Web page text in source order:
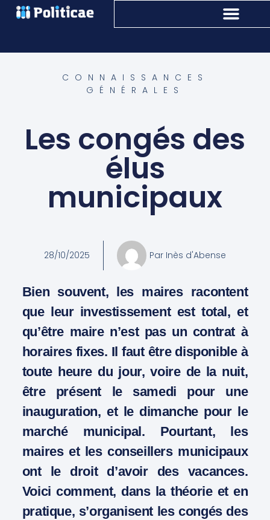
CONNAISSANCES
GÉNÉRALES
Les congés des
élus
municipaux
28/10/2025 Par Inès d'Abense
Bien souvent, les maires racontent
que leur investissement est total, et
qu’être maire n’est pas un contrat à
horaires fixes. Il faut être disponible à
toute heure du jour, voire de la nuit,
être présent le samedi pour une
inauguration, et le dimanche pour le
marché municipal. Pourtant, les
maires et les conseillers municipaux
ont le droit d’avoir des vacances.
Voici comment, dans la théorie et en
pratique, s’organisent les congés des